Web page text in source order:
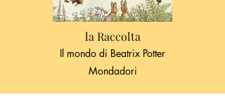
la Raccolta
Il mondo di Beatrix Potter
Mondadori